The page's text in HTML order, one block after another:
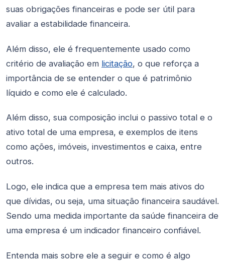
suas obrigações financeiras e pode ser útil para
avaliar a estabilidade financeira.
Além disso, ele é frequentemente usado como
critério de avaliação em licitação, o que reforça a
importância de se entender o que é patrimônio
líquido e como ele é calculado.
Além disso, sua composição inclui o passivo total e o
ativo total de uma empresa, e exemplos de itens
como ações, imóveis, investimentos e caixa, entre
outros.
Logo, ele indica que a empresa tem mais ativos do
que dívidas, ou seja, uma situação financeira saudável.
Sendo uma medida importante da saúde financeira de
uma empresa é um indicador financeiro confiável.
Entenda mais sobre ele a seguir e como é algo